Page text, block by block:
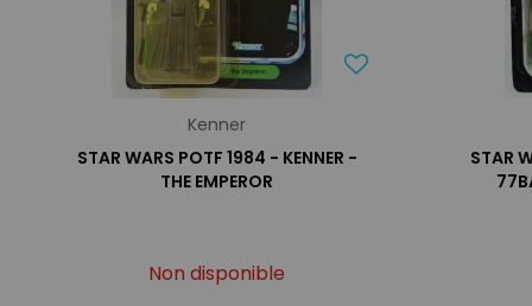
Kenner
STAR WARS POTF 1984 - KENNER -
THE EMPEROR
Non disponible
STAR